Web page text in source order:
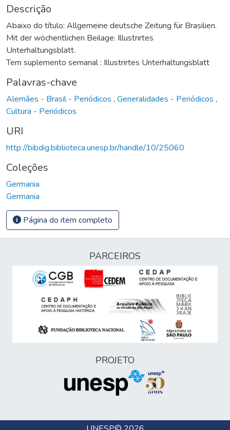
Descrição
Abaixo do título: Allgemeine deutsche Zeitung für Brasilien.
Mit der wöchentlichen Beilage: Illustrirtes
Unterhaltungsblatt.
Tem suplemento semanal : Illustrirtes Unterhaltungsblatt
Palavras-chave
Alemães - Brasil - Periódicos , Generalidades - Periódicos ,
Cultura - Periódicos
URI
http://bibdig.biblioteca.unesp.br/handle/10/25060
Coleções
Germania
Germania
Página do item completo
PARCEIROS
PROJETO